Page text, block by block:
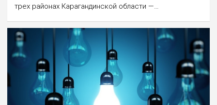
трех районах Карагандинской области —…